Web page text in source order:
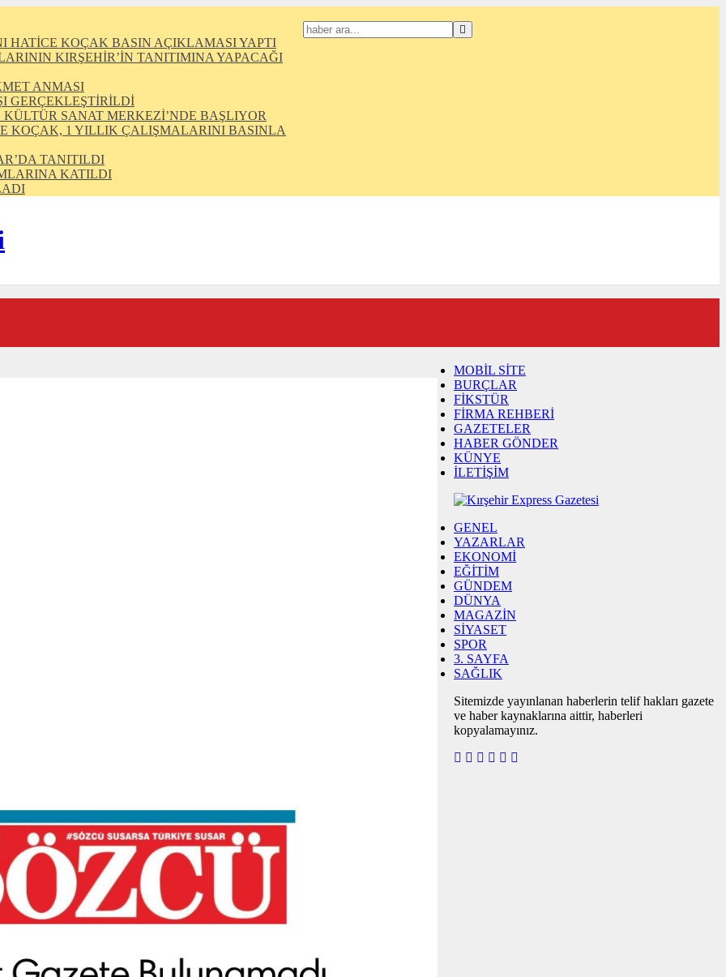
HATİCE KOÇAK BASIN AÇIKLAMASI YAPTI
KIRŞEHİR’İN TANITIMINA YAPACAĞI
ANMASI
GERÇEKLEŞTİRİLDİ
SANAT MERKEZİ’NDE BAŞLIYOR
KOÇAK, 1 YILLIK ÇALIŞMALARINI BASINLA
TANITILDI
KATILDI
MOBİL SİTE
BURÇLAR
FİKSTÜR
FİRMA REHBERİ
GAZETELER
HABER GÖNDER
KÜNYE
İLETİŞİM
GENEL
YAZARLAR
EKONOMİ
EĞİTİM
GÜNDEM
DÜNYA
MAGAZİN
SİYASET
SPOR
3. SAYFA
SAĞLIK
Sitemizde yayınlanan haberlerin telif hakları gazete
ve haber kaynaklarına aittir, haberleri
kopyalamayınız.